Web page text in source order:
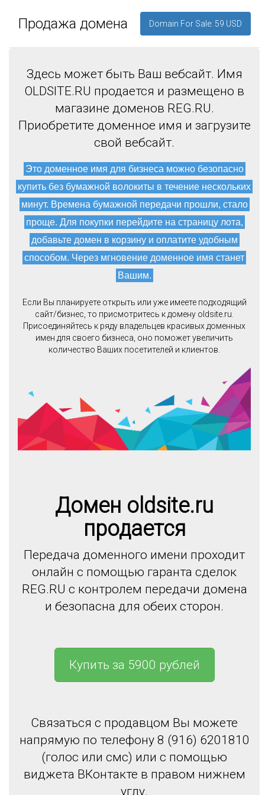
Domain For Sale: 59 USD
Продажа домена
Здесь может быть Ваш вебсайт. Имя
OLDSITE.RU продается и размещено в
магазине доменов REG.RU.
Приобретите доменное имя и загрузите
свой вебсайт.
Это доменное имя для бизнеса можно безопасно
купить без бумажной волокиты в течение нескольких
минут. Времена бумажной передачи прошли, стало
проще. Для покупки перейдите на страницу лота,
добавьте домен в корзину и оплатите удобным
способом. Через мгновение доменное имя станет
Вашим.
Если Вы планируете открыть или уже имеете подходящий
сайт/бизнес, то присмотритесь к домену oldsite.ru.
Присоединяйтесь к ряду владельцев красивых доменных
имен для своего бизнеса, оно поможет увеличить
количество Ваших посетителей и клиентов.
Домен oldsite.ru
продается
Передача доменного имени проходит
онлайн с помощью гаранта сделок
REG.RU с контролем передачи домена
и безопасна для обеих сторон.
Купить за 5900 рублей
Связаться с продавцом Вы можете
напрямую по телефону 8 (916) 6201810
(голос или смс) или с помощью
виджета ВКонтакте в правом нижнем
углу.